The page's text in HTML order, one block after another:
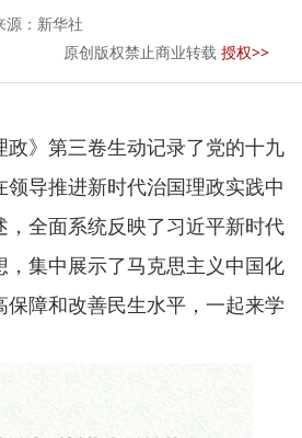
源：新华社
原创版权禁止商业转载 授权>>
》第三卷生动记录了党的十九
导推进新时代治国理政实践中
全面系统反映了习近平新时代
，集中展示了马克思主义中国化
障和改善民生水平，一起来学